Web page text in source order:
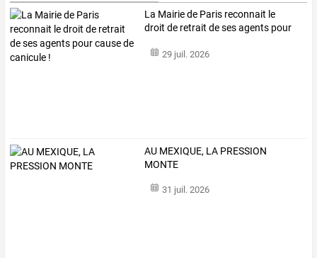
La Mairiede Paris reconnait le
droit de retrait desesagents pour
29 juil. 2026
AU MEXIQUE, LA PRESSION
MONTE
31 juil. 2026